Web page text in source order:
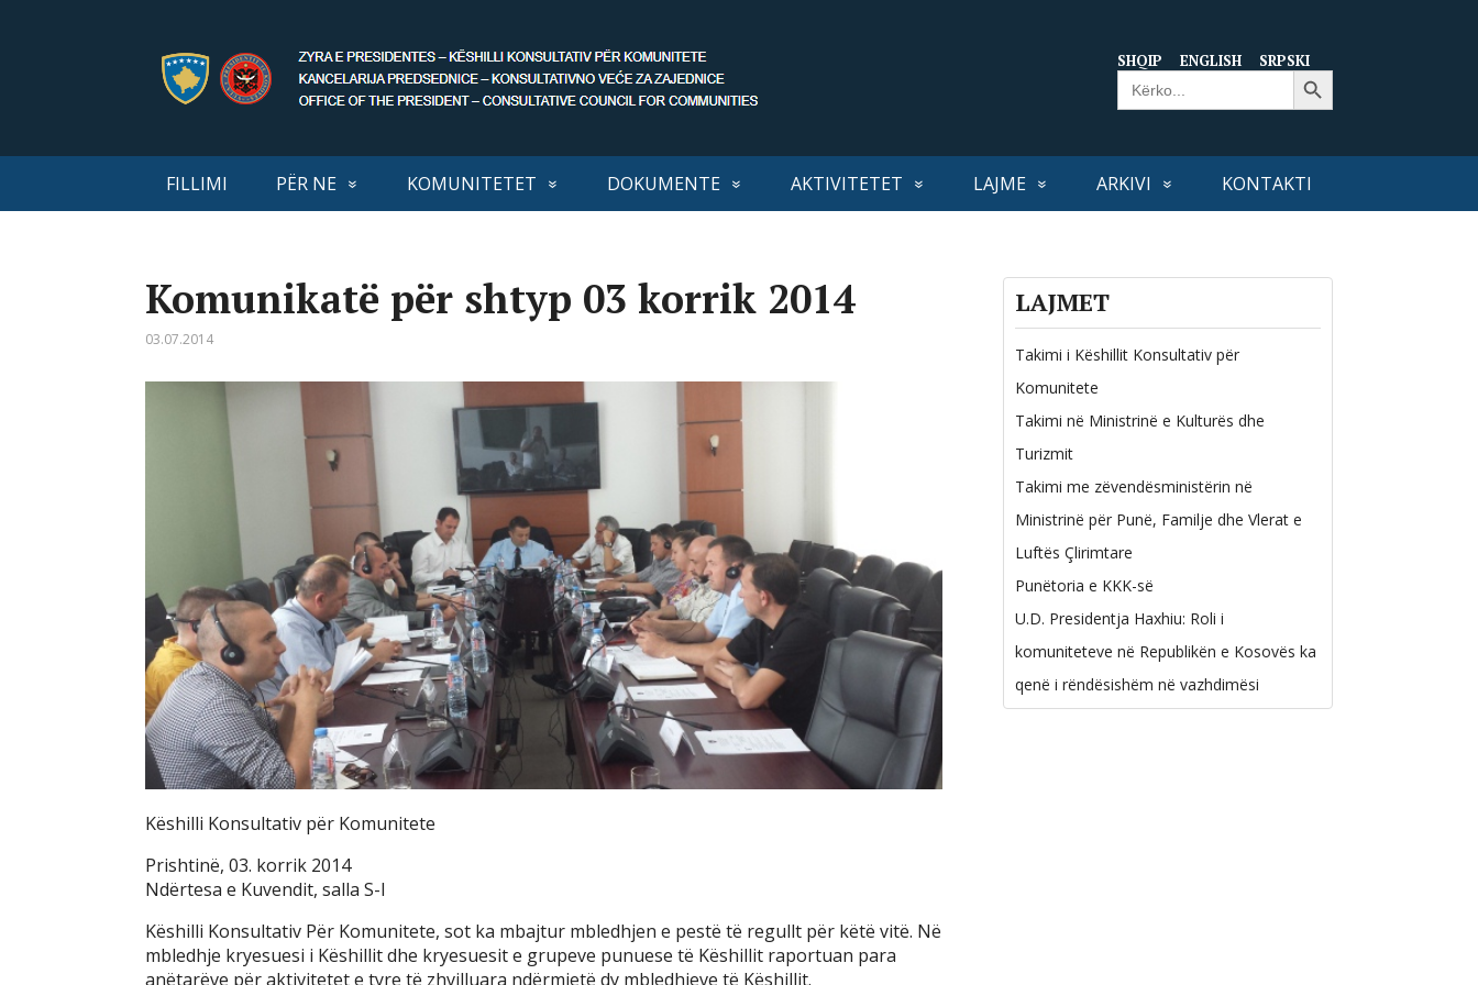
SHQIP ENGLISH SRPSKI
Search
for:
Search Button
FILLIMI PËR NE KOMUNITETET DOKUMENTE AKTIVITETET LAJME ARKIVI KONTAKTI
Komunikatë për shtyp 03 korrik 2014
03.07.2014
Këshilli Konsultativ për Komunitete
Prishtinë, 03. korrik 2014
Ndërtesa e Kuvendit, salla S-I
Këshilli Konsultativ Për Komunitete, sot ka mbajtur mbledhjen e pestë të regullt për këtë vitë. Në
mbledhje kryesuesi i Këshillit dhe kryesuesit e grupeve punuese të Këshillit raportuan para
anëtarëve për aktivitetet e tyre të zhvilluara ndërmjetë dy mbledhjeve të Këshillit.
LAJMET
Takimi i Këshillit Konsultativ për
Komunitete
Takimi në Ministrinë e Kulturës dhe
Turizmit
Takimi me zëvendësministërin në
Ministrinë për Punë, Familje dhe Vlerat e
Luftës Çlirimtare
Punëtoria e KKK-së
U.D. Presidentja Haxhiu: Roli i
komuniteteve në Republikën e Kosovës ka
qenë i rëndësishëm në vazhdimësi